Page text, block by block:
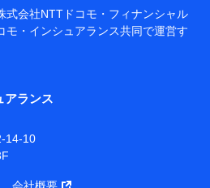
約内容等のパーソナルデータを分
嗜好・傾向に応じたサービス・商
の配信等を行うことがありま
の実施のため
等の実施のため
管理等付帯業務を行うため
について責任を有する者の名
式会社NTTドコモ・フィナンシャル
モ・インシュアランス共同で運営す
アランス
14-10
会社概要